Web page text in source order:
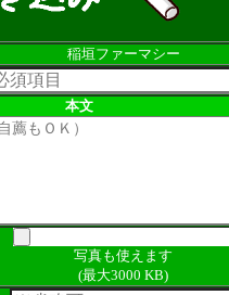
稲垣ファーマシー
本文
写真も使えます
(最大3000 KB)